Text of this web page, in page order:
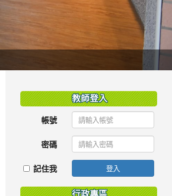
教師登入
帳號
密碼
記住我 登入
行政專區